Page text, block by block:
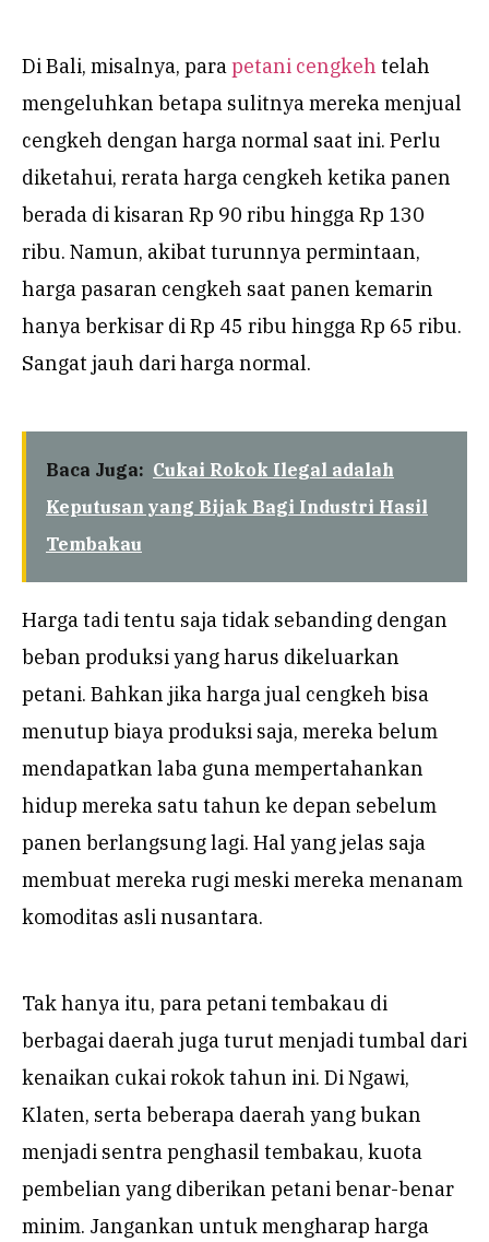
Di Bali, misalnya, parapetani cengkeh telah
mengeluhkan betapa sulitnya mereka menjual
cengkeh dengan harga normal saat ini. Perlu
diketahui, rerata harga cengkeh ketika panen
berada di kisaran Rp 90 ribu hingga Rp 130
ribu. Namun, akibat turunnya permintaan,
harga pasaran cengkeh saat panen kemarin
hanya berkisar di Rp 45 ribu hingga Rp 65 ribu.
Sangat jauh dari harga normal.
Baca Juga: Cukai Rokok Ilegal adalah
Keputusan yang Bijak Bagi Industri Hasil
Tembakau
Harga tadi tentu saja tidak sebanding dengan
beban produksi yang harus dikeluarkan
petani. Bahkan jika harga jual cengkeh bisa
menutup biaya produksi saja, mereka belum
mendapatkan laba guna mempertahankan
hidup mereka satu tahun ke depan sebelum
panen berlangsung lagi. Hal yang jelas saja
membuat mereka rugi meski mereka menanam
komoditas asli nusantara.
Tak hanya itu, para petani tembakau di
berbagai daerah juga turut menjadi tumbal dari
kenaikan cukai rokok tahun ini. Di Ngawi,
Klaten, serta beberapa daerah yang bukan
menjadi sentra penghasil tembakau, kuota
pembelian yang diberikan petani benar-benar
minim. Jangankan untuk mengharap harga